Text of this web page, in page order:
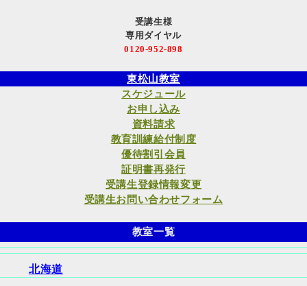
受講生様
専用ダイヤル
0120-952-898
東松山教室
スケジュール
お申し込み
資料請求
教育訓練給付制度
優待割引会員
証明書再発行
受講生登録情報変更
受講生お問い合わせフォーム
教室一覧
北海道